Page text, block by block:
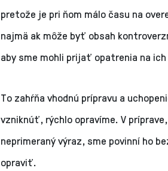
pretože je pri ňom málo času na
najmä ak môže byť obsah
aby sme mohli prijať opatrenia na
To zahŕňa vhodnú prípravu a
vzniknúť, rýchlo opravíme. V
neprimeraný výraz, sme povinní ho
opraviť.